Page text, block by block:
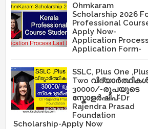
Ohmkaram
Scholarship 2026
Professional
Apply Now-
Application
Application Form-
SSLC, Plus One
Two
30000/-രൂപയുടെ
സ്കോളർഷിപ്-Dr
Rajendra Prasad
Foundation
Scholarship-Apply Now